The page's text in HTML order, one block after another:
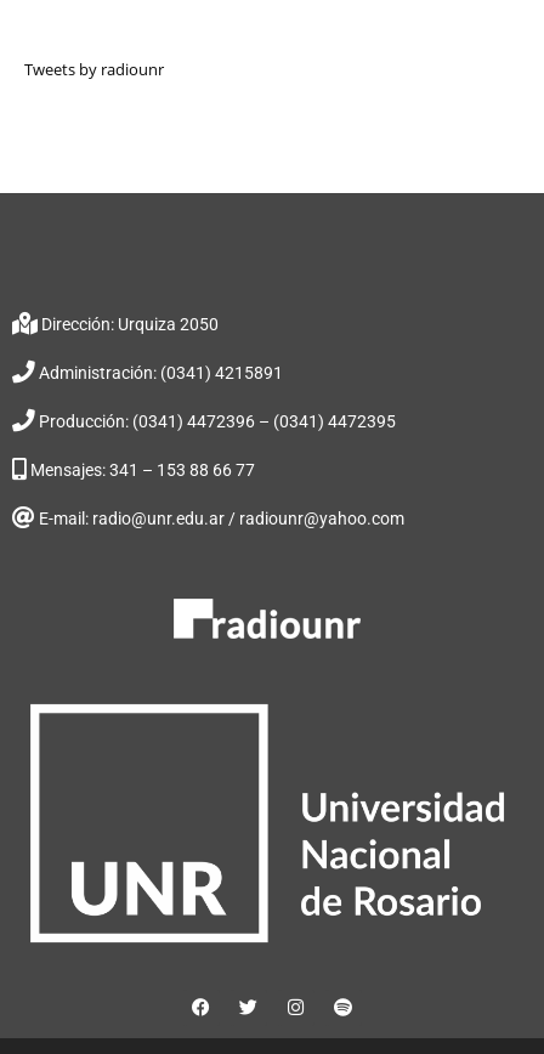
Tweets by radiounr
Dirección: Urquiza 2050
Administración: (0341) 4215891
Producción: (0341) 4472396 – (0341) 4472395
Mensajes: 341 – 153 88 66 77
E-mail: radio@unr.edu.ar / radiounr@yahoo.com